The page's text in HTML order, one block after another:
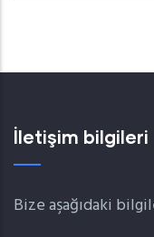
İletişim bilgileri
Bize aşağıdaki